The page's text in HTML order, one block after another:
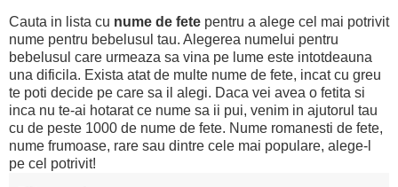
Cauta in lista cu nume de fete pentru a alege cel mai potrivit
nume pentru bebelusul tau. Alegerea numelui pentru
bebelusul care urmeaza sa vina pe lume este intotdeauna
una dificila. Exista atat de multe nume de fete, incat cu greu
te poti decide pe care sa il alegi. Daca vei avea o fetita si
inca nu te-ai hotarat ce nume sa ii pui, venim in ajutorul tau
cu de peste 1000 de nume de fete. Nume romanesti de fete,
nume frumoase, rare sau dintre cele mai populare, alege-l
pe cel potrivit!